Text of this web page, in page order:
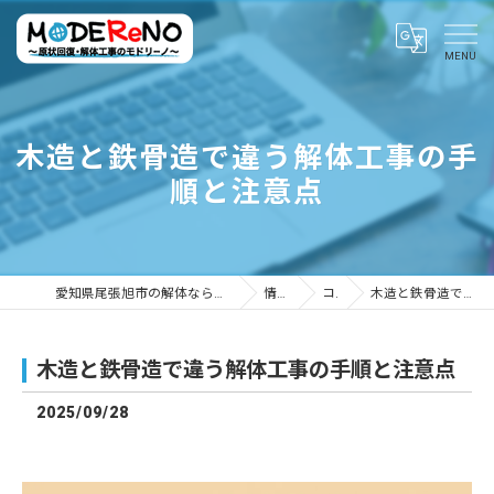
木造と鉄骨造で違う解体工事の手
順と注意点
愛知県尾張旭市の解体ならMODEReNO ～原状回復・解体工事のモドリーノ～ 情報ブログ コラム 木造と鉄骨造で違う解体工事の手順と注意点
木造と鉄骨造で違う解体工事の手順と注意点
2025/09/28